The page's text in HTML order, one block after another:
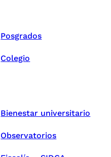
Posgrados
Colegio
Bienestar universitario
Observatorios